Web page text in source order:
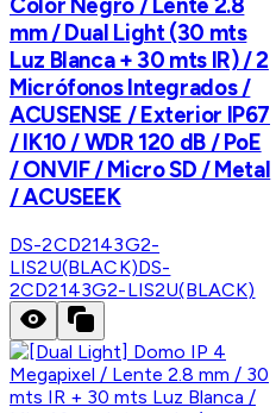
mm / Dual Light (30 mts
Luz Blanca + 30 mts IR) / 2
Micrófonos Integrados /
ACUSENSE / Exterior IP67
/ IK10 / WDR 120 dB / PoE
/ ONVIF / Micro SD / Metal
/ ACUSEEK
DS-2CD2143G2-
LIS2U(BLACK)DS-
2CD2143G2-LIS2U(BLACK)